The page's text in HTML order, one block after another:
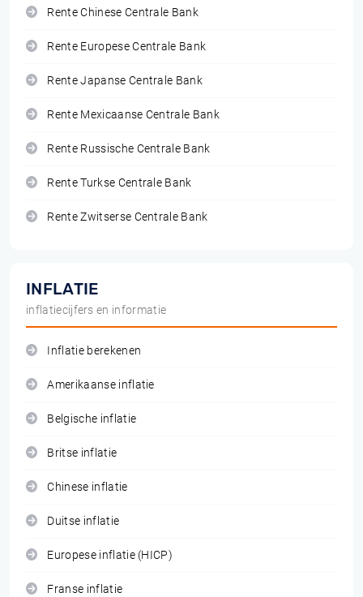
Rente Chinese Centrale Bank
Rente Europese Centrale Bank
Rente Japanse Centrale Bank
Rente Mexicaanse Centrale Bank
Rente Russische Centrale Bank
Rente Turkse Centrale Bank
Rente Zwitserse Centrale Bank
INFLATIE
inflatiecijfers en informatie
Inflatie berekenen
Amerikaanse inflatie
Belgische inflatie
Britse inflatie
Chinese inflatie
Duitse inflatie
Europese inflatie (HICP)
Franse inflatie